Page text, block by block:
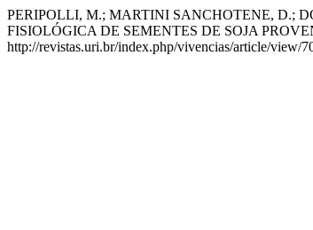
PERIPOLLI, M.; MARTINI SANCHOTENE, D.;
FISIOLÓGICA DE SEMENTES DE SOJA
http://revistas.uri.br/index.php/vivencias/article/view/